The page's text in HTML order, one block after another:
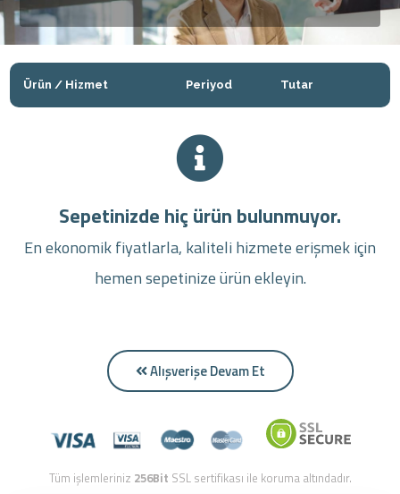
Ürün / Hizmet Periyod Tutar
Sepetinizde hiç ürün bulunmuyor.
En ekonomik fiyatlarla, kaliteli hizmete erişmek için
hemen sepetinize ürün ekleyin.
Alışverişe Devam Et
Tüm işlemleriniz 256Bit SSL sertifikası ile koruma altındadır.